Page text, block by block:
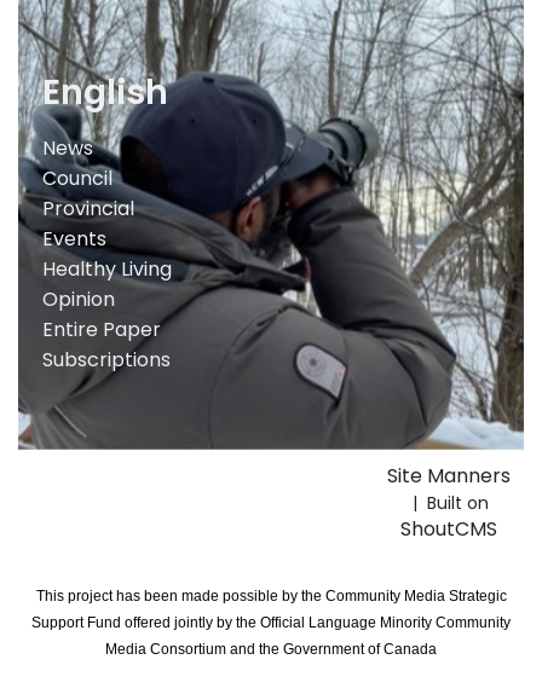
English
News
Council
Provincial
Events
Healthy Living
Opinion
Entire Paper
Subscriptions
Site Manners
| Built on
ShoutCMS
This project has been made possible by the Community Media Strategic
Support Fund offered jointly by the Official Language Minority Community
Media Consortium and the Government of Canada